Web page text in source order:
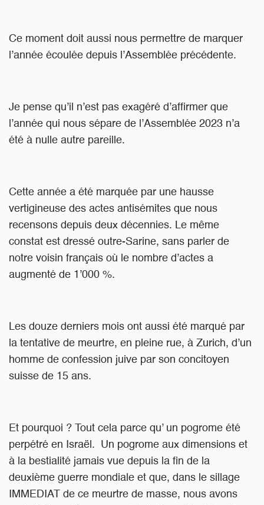
Ce moment doit aussi nous permettre de marquer
l’année écoulée depuis l’Assemblée précédente.
Je pense qu’il n’est pas exagéré d’affirmer que
l’année qui nous sépare de l’Assemblée 2023 n’a
été à nulle autre pareille.
Cette année a été marquée par une hausse
vertigineuse des actes antisémites que nous
recensons depuis deux décennies. Le même
constat est dressé outre-Sarine, sans parler de
notre voisin français où le nombre d’actes a
augmenté de 1’000 %.
Les douze derniers mois ont aussi été marqué par
la tentative de meurtre, en pleine rue, à Zurich, d’un
homme de confession juive par son concitoyen
suisse de 15 ans.
Et pourquoi ? Tout cela parce qu’ un pogrome été
perpétré en Israël. Un pogrome aux dimensions et
à la bestialité jamais vue depuis la fin de la
deuxième guerre mondiale et que, dans le sillage
IMMEDIAT de ce meurtre de masse, nous avons